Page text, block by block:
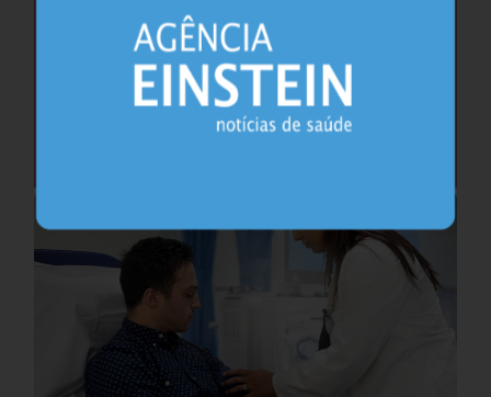
Cafeína pode ajudar na memória após
privação do sono, sugere estudo